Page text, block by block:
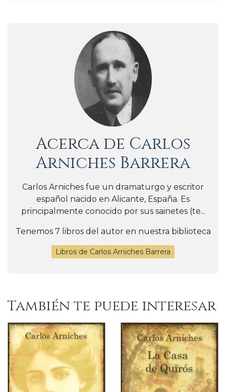
Acerca de Carlos
Arniches Barrera
Carlos Arniches fue un dramaturgo y escritor
español nacido en Alicante, España. Es
principalmente conocido por sus sainetes (te...
Tenemos 7 libros del autor en nuestra biblioteca
Libros de Carlos Arniches Barrera
También te puede interesar